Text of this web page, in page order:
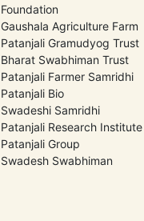
Foundation
Gaushala Agriculture Farm
Patanjali Gramudyog Trust
Bharat Swabhiman Trust
Patanjali Farmer Samridhi
Patanjali Bio
Swadeshi Samridhi
Patanjali Research Institute
Patanjali Group
Swadesh Swabhiman